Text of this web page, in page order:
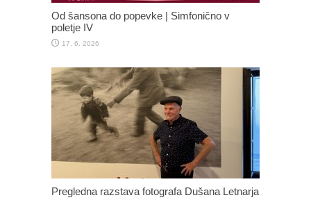
Od šansona do popevke | Simfonično v
poletje IV
17. 6. 2026
Pregledna razstava fotografa Dušana Letnarja